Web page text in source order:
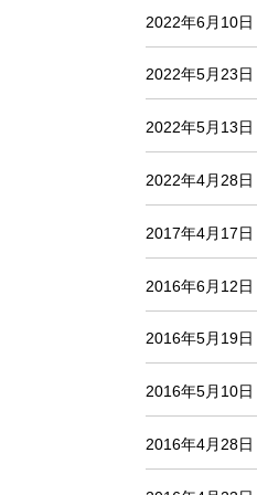
2022年6月10日
2022年5月23日
2022年5月13日
2022年4月28日
2017年4月17日
2016年6月12日
2016年5月19日
2016年5月10日
2016年4月28日